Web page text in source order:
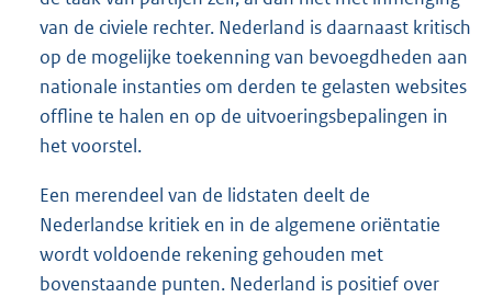
van de civiele rechter. Nederland is daarnaast kritisch
op de mogelijke toekenning van bevoegdheden aan
nationale instanties om derden te gelasten websites
offline te halen en op de uitvoeringsbepalingen in
het voorstel.
Een merendeel van de lidstaten deelt de
Nederlandse kritiek en in de algemene oriëntatie
wordt voldoende rekening gehouden met
bovenstaande punten. Nederland is positief over